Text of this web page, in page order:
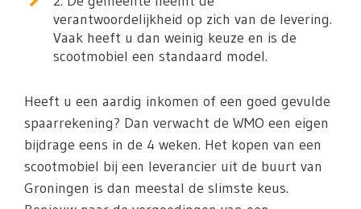
verantwoordelijkheid op zich van de levering.
Vaak heeft u dan weinig keuze en is de
scootmobiel een standaard model.
Heeft u een aardig inkomen of een goed gevulde
spaarrekening? Dan verwacht de WMO een eigen
bijdrage eens in de 4 weken. Het kopen van een
scootmobiel bij een leverancier uit de buurt van
Groningen is dan meestal de slimste keus.